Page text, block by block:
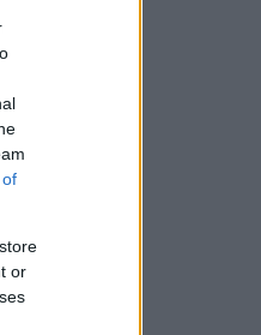
of
or
από τους
από MIT και
και κατάδυση
- 13:32
ενδιάμεση συμφωνία 60
Συρία
- 13:28